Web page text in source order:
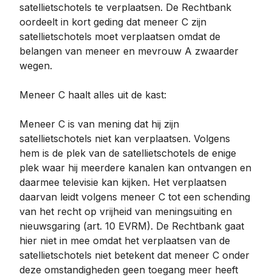
satellietschotels te verplaatsen. De Rechtbank
oordeelt in kort geding dat meneer C zijn
satellietschotels moet verplaatsen omdat de
belangen van meneer en mevrouw A zwaarder
wegen.
Meneer C haalt alles uit de kast:
Meneer C is van mening dat hij zijn
satellietschotels niet kan verplaatsen. Volgens
hem is de plek van de satellietschotels de enige
plek waar hij meerdere kanalen kan ontvangen en
daarmee televisie kan kijken. Het verplaatsen
daarvan leidt volgens meneer C tot een schending
van het recht op vrijheid van meningsuiting en
nieuwsgaring (art. 10 EVRM). De Rechtbank gaat
hier niet in mee omdat het verplaatsen van de
satellietschotels niet betekent dat meneer C onder
deze omstandigheden geen toegang meer heeft